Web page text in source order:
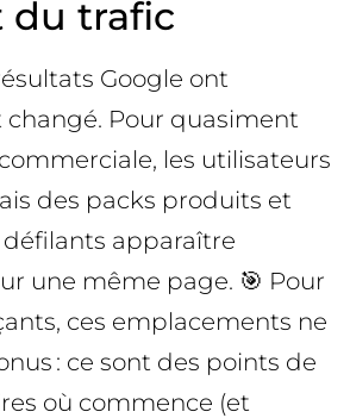
du trafic
Google ont
Pour quasiment
les utilisateurs
des packs produits et
défilants apparaître
une même page. 🎯 Pour
ces emplacements ne
: ce sont des points de
où commence (et